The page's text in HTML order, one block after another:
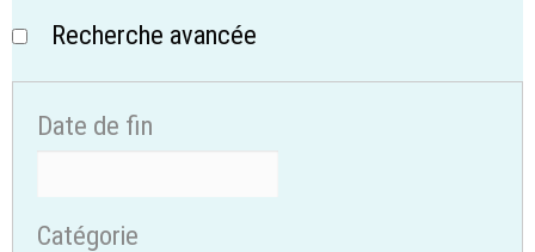
Recherche avancée
Date de fin
Catégorie